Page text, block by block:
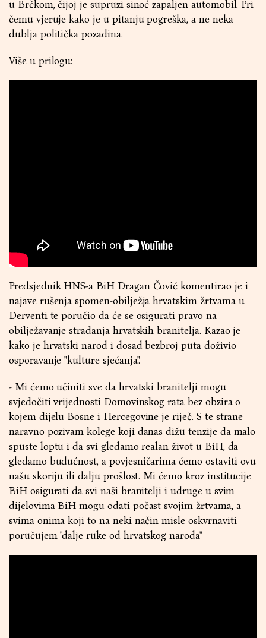
u Brčkom, čijoj je supruzi sinoć zapaljen automobil. Pri
čemu vjeruje kako je u pitanju pogreška, a ne neka
dublja politička pozadina.
Više u prilogu:
Predsjednik HNS-a BiH Dragan Čović komentirao je i
najave rušenja spomen-obilježja hrvatskim žrtvama u
Derventi te poručio da će se osigurati pravo na
obilježavanje stradanja hrvatskih branitelja. Kazao je
kako je hrvatski narod i dosad bezbroj puta doživio
osporavanje "kulture sjećanja".
- Mi ćemo učiniti sve da hrvatski branitelji mogu
svjedočiti vrijednosti Domovinskog rata bez obzira o
kojem dijelu Bosne i Hercegovine je riječ. S te strane
naravno pozivam kolege koji danas dižu tenzije da malo
spuste loptu i da svi gledamo realan život u BiH, da
gledamo budućnost, a povjesničarima ćemo ostaviti ovu
našu skoriju ili dalju prošlost. Mi ćemo kroz institucije
BiH osigurati da svi naši branitelji i udruge u svim
dijelovima BiH mogu odati počast svojim žrtvama, a
svima onima koji to na neki način misle oskvrnaviti
poručujem "dalje ruke od hrvatskog naroda"